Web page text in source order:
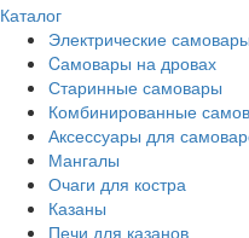
Каталог
Электрические самовары
Cамовары на дровах
Старинные самовары
Комбинированные
Аксессуары для
Мангалы
Очаги для костра
Казаны
Печи для казанов